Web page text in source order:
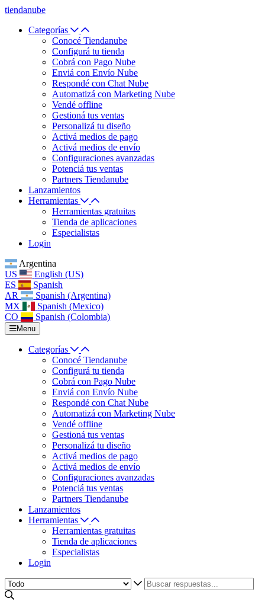
tiendanube
Categorías
Conocé Tiendanube
Configurá tu tienda
Cobrá con Pago Nube
Enviá con Envío Nube
Respondé con Chat Nube
Automatizá con Marketing Nube
Vendé offline
Gestioná tus ventas
Personalizá tu diseño
Activá medios de pago
Activá medios de envío
Configuraciones avanzadas
Potenciá tus ventas
Partners Tiendanube
Lanzamientos
Herramientas
Herramientas gratuitas
Tienda de aplicaciones
Especialistas
Login
Argentina
US
English (US)
ES
Spanish
AR
Spanish (Argentina)
MX
Spanish (Mexico)
CO
Spanish (Colombia)
Menu
Categorías
Conocé Tiendanube
Configurá tu tienda
Cobrá con Pago Nube
Enviá con Envío Nube
Respondé con Chat Nube
Automatizá con Marketing Nube
Vendé offline
Gestioná tus ventas
Personalizá tu diseño
Activá medios de pago
Activá medios de envío
Configuraciones avanzadas
Potenciá tus ventas
Partners Tiendanube
Lanzamientos
Herramientas
Herramientas gratuitas
Tienda de aplicaciones
Especialistas
Login